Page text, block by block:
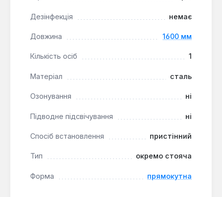
оснащення приватних квартир, готельних номерів
довговічність та легкий догляд.
Дезінфекція немає
Довжина 1600 мм
Кількість осіб 1
Матеріал сталь
Озонування ні
Підводне підсвічування ні
Спосіб встановлення пристінний
Тип окремо стояча
Форма прямокутна